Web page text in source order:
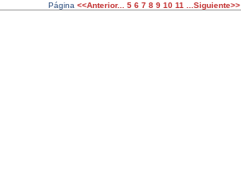
Página <<Anterior... 5 6 7 8 9 10 11 ...Siguiente>>